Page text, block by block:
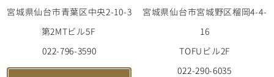
宮城県仙台市青葉区中央2-10-3
第2MTビル5F
022-796-3590
宮城県仙台市宮城野区榴岡4-4-
16
TOFUビル2F
022-290-6035